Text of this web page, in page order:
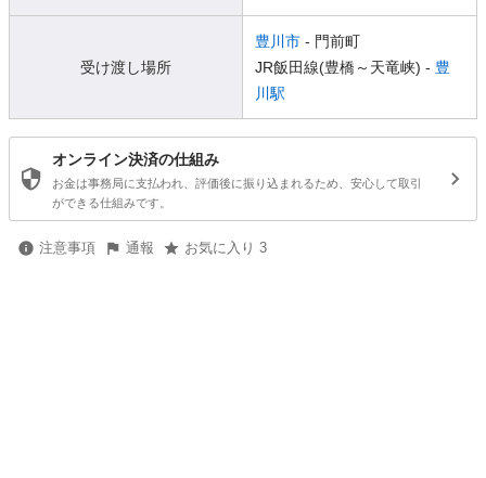
受け渡し場所
豊川市 - 門前町
JR飯田線(豊橋～天竜峡) - 豊
川駅
オンライン決済の仕組み
お金は事務局に支払われ、評価後に振り込まれるため、安心して取引
ができる仕組みです。
注意事項 通報 お気に入り 3